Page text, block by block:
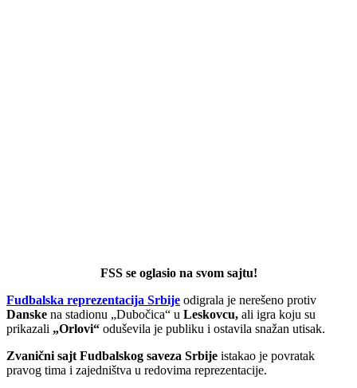
FSS se oglasio na svom sajtu!
Fudbalska reprezentacija Srbije odigrala je nerešeno protiv
Danske na stadionu „Dubočica“ u Leskovcu, ali igra koju su
prikazali „Orlovi“ oduševila je publiku i ostavila snažan utisak.
Zvanični sajt Fudbalskog saveza Srbije istakao je povratak
pravog tima i zajedništva u redovima reprezentacije.